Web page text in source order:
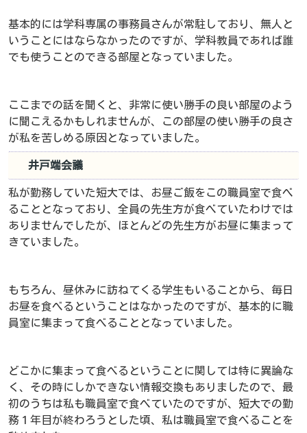
基本的には学科専属の事務員さんが常駐しており、無人と
いうことにはならなかったのですが、学科教員であれば誰
でも使うことのできる部屋となっていました。
ここまでの話を聞くと、非常に使い勝手の良い部屋のよう
に聞こえるかもしれませんが、この部屋の使い勝手の良さ
が私を苦しめる原因となっていました。
井戸端会議
私が勤務していた短大では、お昼ご飯をこの職員室で食べ
ることとなっており、全員の先生方が食べていたわけでは
ありませんでしたが、ほとんどの先生方がお昼に集まって
きていました。
もちろん、昼休みに訪ねてくる学生もいることから、毎日
お昼を食べるということはなかったのですが、基本的に職
員室に集まって食べることとなっていました。
どこかに集まって食べるということに関しては特に異論な
く、その時にしかできない情報交換もありましたので、最
初のうちは私も職員室で食べていたのですが、短大での勤
務１年目が終わろうとした頃、私は職員室で食べることを